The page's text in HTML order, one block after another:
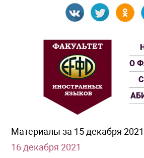
О
Материалы за 15 декабря
16 декабря 2021